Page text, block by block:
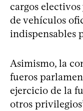
cargos
de vehículos
indispensables
Asimismo, la
fueros
ejercicio de la
otros